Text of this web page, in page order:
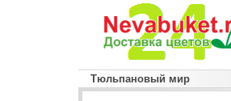
Тюльпановый мир